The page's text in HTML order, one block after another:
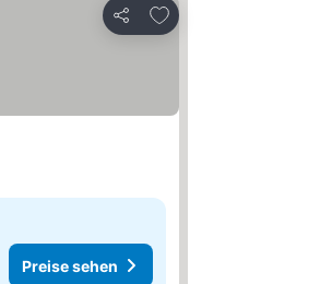
Teilen
Zu Favoriten
Preise sehen